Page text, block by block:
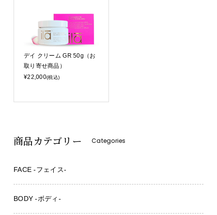
デイ クリーム GR 50g（お
取り寄せ商品）
¥22,000(税込)
商品カテゴリー Categories
FACE -フェイス-
BODY -ボディ-